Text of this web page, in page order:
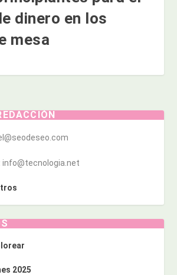
dinero en los
mesa
info@tecnologia.net
2025